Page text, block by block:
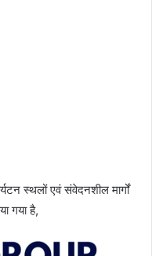
स्थलों एवं संवेदनशील मार्गों
गया है,